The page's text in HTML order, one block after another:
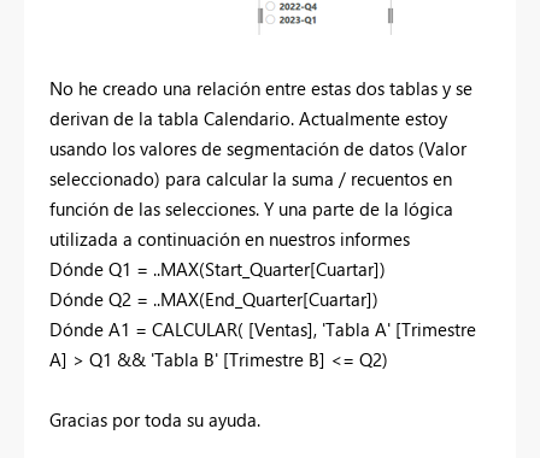
No he creado una relación entre estas dos tablas y se
derivan de la tabla Calendario. Actualmente estoy
usando los valores de segmentación de datos (Valor
seleccionado) para calcular la suma / recuentos en
función de las selecciones. Y una parte de la lógica
utilizada a continuación en nuestros informes
Dónde Q1 = ..MAX(Start_Quarter[Cuartar])
Dónde Q2 = ..MAX(End_Quarter[Cuartar])
Dónde A1 = CALCULAR( [Ventas], 'Tabla A' [Trimestre
A] > Q1 && 'Tabla B' [Trimestre B] <= Q2)
Gracias por toda su ayuda.